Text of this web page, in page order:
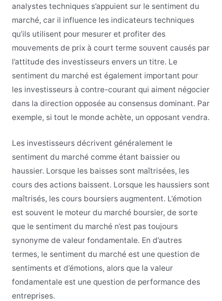
analystes techniques s’appuient sur le sentiment du
marché, car il influence les indicateurs techniques
qu’ils utilisent pour mesurer et profiter des
mouvements de prix à court terme souvent causés par
l’attitude des investisseurs envers un titre. Le
sentiment du marché est également important pour
les investisseurs à contre-courant qui aiment négocier
dans la direction opposée au consensus dominant. Par
exemple, si tout le monde achète, un opposant vendra.
Les investisseurs décrivent généralement le
sentiment du marché comme étant baissier ou
haussier. Lorsque les baisses sont maîtrisées, les
cours des actions baissent. Lorsque les haussiers sont
maîtrisés, les cours boursiers augmentent. L’émotion
est souvent le moteur du marché boursier, de sorte
que le sentiment du marché n’est pas toujours
synonyme de valeur fondamentale. En d’autres
termes, le sentiment du marché est une question de
sentiments et d’émotions, alors que la valeur
fondamentale est une question de performance des
entreprises.